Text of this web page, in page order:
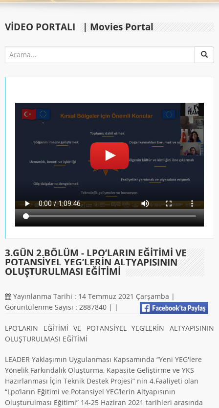
VIDEO PORTALI | Movies Portal
3.GÜN 2.BÖLÜM - LPO’LARIN EĞİTİMİ VE
POTANSİYEL YEG’LERİN ALTYAPISININ
OLUŞTURULMASI EĞİTİMİ
Yayınlanma Tarihi : 14 Temmuz 2021 Çarşamba |
Görüntülenme Sayısı : 2887840 | |
LPO’LARIN EĞİTİMİ VE POTANSİYEL YEG’LERİN ALTYAPISININ
OLUŞTURULMASI EĞİTİMİ
LEADER Yaklaşımın Uygulanması Kapsamında “Yeni YEG'lere
Yönelik Farkındalık Oluşturma, Kapasite Geliştirme ve YKS
Hazırlanması İçin Teknik Destek Projesi” nin 4.Faaliyeti olan
“Lpo’ların Eğitimi ve Potansiyel YEG’lerin Altyapısının
Oluşturulması Eğitimi” 14-25 Haziran 2021 tarihleri arasında